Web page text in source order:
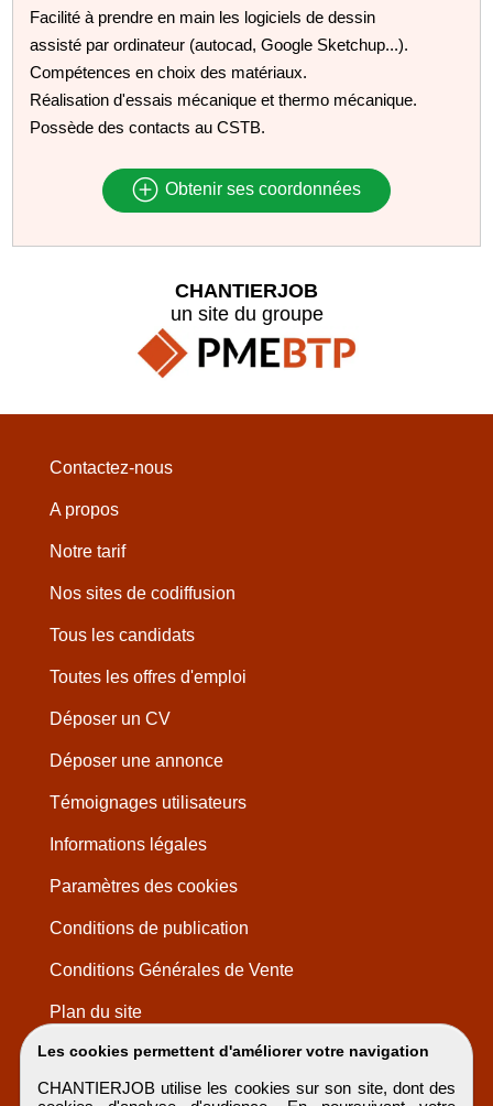
Facilité à prendre en main les logiciels de dessin
assisté par ordinateur (autocad, Google Sketchup...).
Compétences en choix des matériaux.
Réalisation d'essais mécanique et thermo mécanique.
Possède des contacts au CSTB.
Obtenir ses coordonnées
Les cookies permettent d'améliorer votre navigation
CHANTIERJOB utilise les cookies sur son site, dont des
CHANTIERJOB
un site du groupe
Contactez-nous
A propos
Notre tarif
Nos sites de codiffusion
Tous les candidats
Toutes les offres d'emploi
Déposer un CV
Déposer une annonce
Témoignages utilisateurs
Informations légales
Paramètres des cookies
Conditions de publication
Conditions Générales de Vente
Plan du site